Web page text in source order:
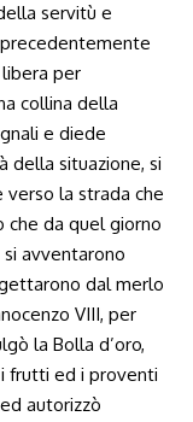
servitù e
per
collina della
e diede
della situazione, si
la strada che
che da quel giorno
avventarono
dal merlo
VIII, per
la Bolla d’oro,
frutti ed i proventi
autorizzò